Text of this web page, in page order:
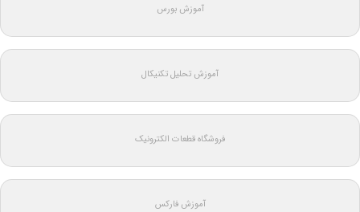
آموزش بورس
آموزش تحلیل تکنیکال
فروشگاه قطعات الکترونیک
آموزش فارکس